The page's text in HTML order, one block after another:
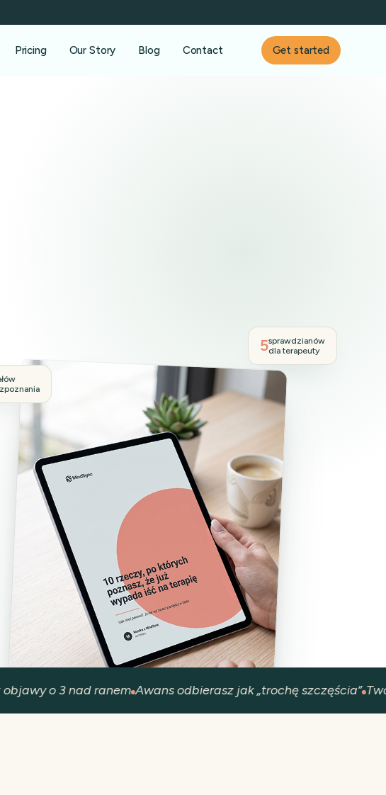
Pricing Our Story Blog Contact Get started
5sprawdzianów
dla terapeuty
o 3 nad ranem Awans odbierasz jak „trochę szczęścia” Twój